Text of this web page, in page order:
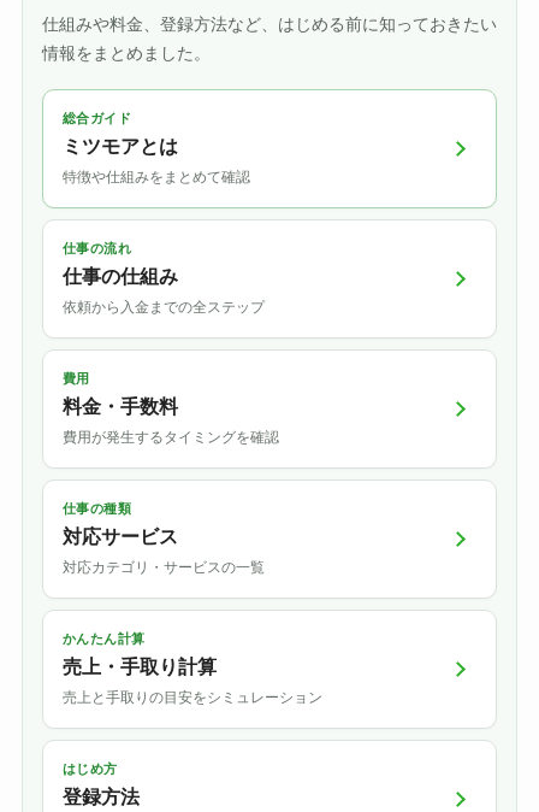
仕組みや料金、登録方法など、はじめる前に知っておきたい
情報をまとめました。
総合ガイド
ミツモアとは
特徴や仕組みをまとめて確認
仕事の流れ
仕事の仕組み
依頼から入金までの全ステップ
費用
料金・手数料
費用が発生するタイミングを確認
仕事の種類
対応サービス
対応カテゴリ・サービスの一覧
かんたん計算
売上・手取り計算
売上と手取りの目安をシミュレーション
はじめ方
登録方法